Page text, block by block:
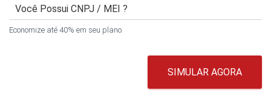
Economize até 40% em seu plano.
SIMULAR AGORA